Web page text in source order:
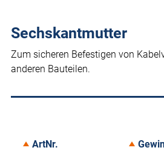
Sechskantmutter
Zum sicheren Befestigen von
anderen Bauteilen.
ArtNr.